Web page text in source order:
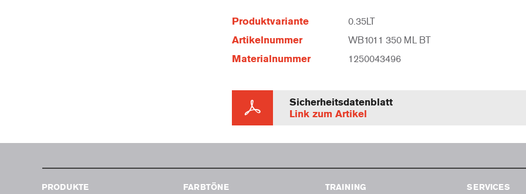
Produktvariante 0.35LT
Artikelnummer WB1011 350 ML BT
Materialnummer 1250043496
Sicherheitsdatenblatt
Link zum Artikel
PRODUKTE
FARBTÖNE
TRAINING
SERVICES